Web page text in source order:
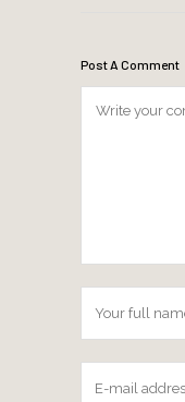
Post A Comment